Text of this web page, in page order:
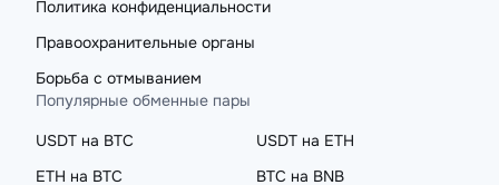
Политика конфиденциальности
Правоохранительные органы
Борьба с отмыванием
Популярные обменные пары
USDT на BTC
USDT на ETH
ETH на BTC
BTC на BNB